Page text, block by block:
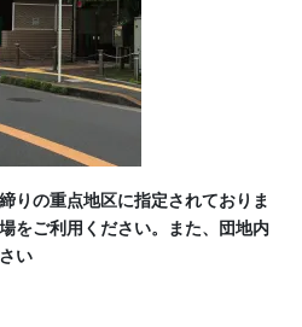
りの重点地区に指定されておりま
をご利用ください。また、団地内
い